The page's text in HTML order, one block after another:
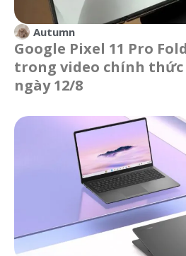
Autumn
Google Pixel 11 Pro
trong video chính thức
ngày 12/8